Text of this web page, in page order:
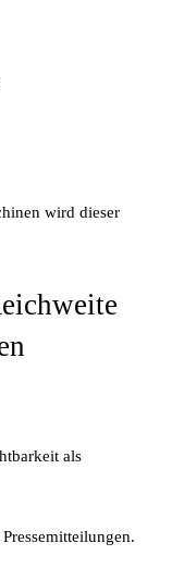
wird dieser
als